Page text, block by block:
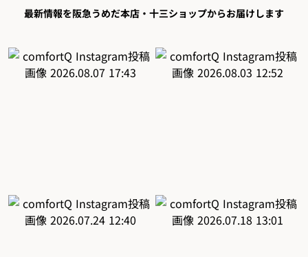
最新情報を阪急うめだ本店・十三ショップからお届けします